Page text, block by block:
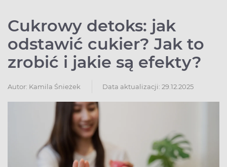
Cukrowy detoks: jak
odstawić cukier? Jak to
zrobić i jakie są efekty?
Autor: Kamila Śnieżek Data aktualizacji: 29.12.2025